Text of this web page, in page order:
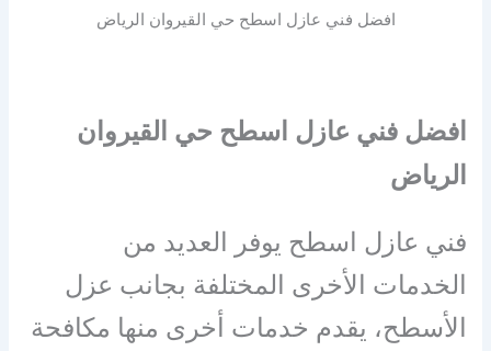
افضل فني عازل اسطح حي القيروان الرياض
افضل فني عازل اسطح حي القيروان
الرياض
فني عازل اسطح يوفر العديد من
الخدمات الأخرى المختلفة بجانب عزل
الأسطح، يقدم خدمات أخرى منها مكافحة